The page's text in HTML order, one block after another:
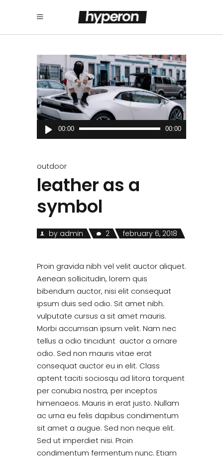
Audio
Player
00:00 00:00
outdoor
leather as a
symbol
by admin 2 february 6, 2018
Proin gravida nibh vel velit auctor aliquet.
Aenean sollicitudin, lorem quis
bibendum auctor, nisi elit consequat
ipsum duis sed odio. Sit amet nibh.
vulputate cursus a sit amet mauris.
Morbi accumsan ipsum velit. Nam nec
tellus a odio tincidunt auctor a ornare
odio. Sed non mauris vitae erat
consequat auctor eu in elit. Class
aptent taciti sociosqu ad litora torquent
per conubia nostra, per inceptos
himenaeos. Mauris in erat justo. Nullam
ac urna eu felis dapibus condimentum
sit amet a augue. Sed non neque elit.
Sed ut imperdiet nisi. Proin
condimentum fermentum nunc. Etiam